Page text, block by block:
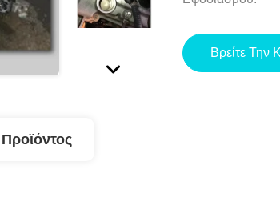
Βρείτε Την